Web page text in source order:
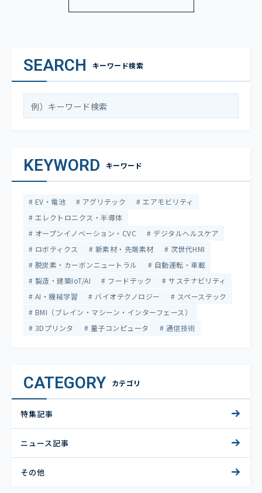
SEARCH キーワード検索
KEYWORD キーワード
EV・電池 アグリテック
エアモビリティ
エレクトロニクス・半導体
オープンイノベーション・CVC
デジタルヘルスケア
ロボティクス
新素材・先端素材
次世代HMI
脱炭素・カーボンニュートラル
自動運転・車載
製造・建築IoT/AI
フードテック
サステナビリティ
AI・機械学習
バイオテクノロジー
スペーステック
BMI（ブレイン・マシーン・インターフェース）
3Dプリンタ
量子コンピュータ 通信技術
CATEGORY カテゴリ
特集記事
ニュース記事
その他